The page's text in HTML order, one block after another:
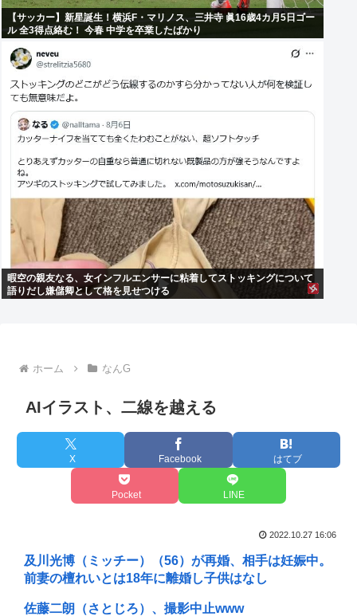
【サッカー】新星誕生！横浜F・マリノス、三井寺 眞16歳4カ月5日ゴー
ル 全3得点絡む！ 今春 中学を卒業したばかり
暇空の親友なる、女インフルエンサーに粘着してストッキングについて
語りだし嫌儲卿として格を見せつける
ホーム なんG
AIイラスト、二線を越える
X Facebook はてブ
Pocket LINE
2022.10.27 16:06
及川光博（ミッチー）（56）が再婚、相手は妊娠中。
前妻の檀れいとは18年に離婚し子供はなし
佐藤二朗（さとじろ）、撮影中止www